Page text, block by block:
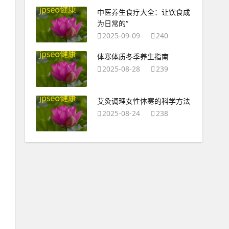
中医养生食疗大全：让饮食成
为日常的“
2025-09-09
240
体寒体质冬季养生指南
2025-08-28
239
艾灸调理女性体寒的科学方法
2025-08-24
238